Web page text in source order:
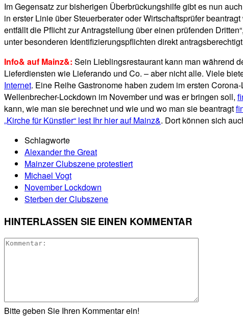
Im Gegensatz zur bisherigen Überbrückungshilfe gibt es nun
in erster Linie über Steuerberater oder Wirtschaftsprüfer
entfällt die Pflicht zur Antragstellung über einen prüfenden
unter besonderen Identifizierungspflichten direkt
Info& auf Mainz&: Sein Lieblingsrestaurant kann man während
Lieferdiensten wie Lieferando und Co. – aber nicht alle. Viele
Internet. Eine Reihe Gastronome haben zudem im ersten
Wellenbrecher-Lockdown im November und was er bringen soll,
kann, wie man sie berechnet und wie und wo man sie beantragt
„Kirche für Künstler“ lest Ihr hier auf Mainz&. Dort können sich
Schlagworte
Alexander the Great
Mainzer Clubszene protestiert
Michael Vogt
November Lockdown
Sterben der Clubszene
HINTERLASSEN SIE EINEN KOMMENTAR
Bitte geben Sie Ihren Kommentar ein!